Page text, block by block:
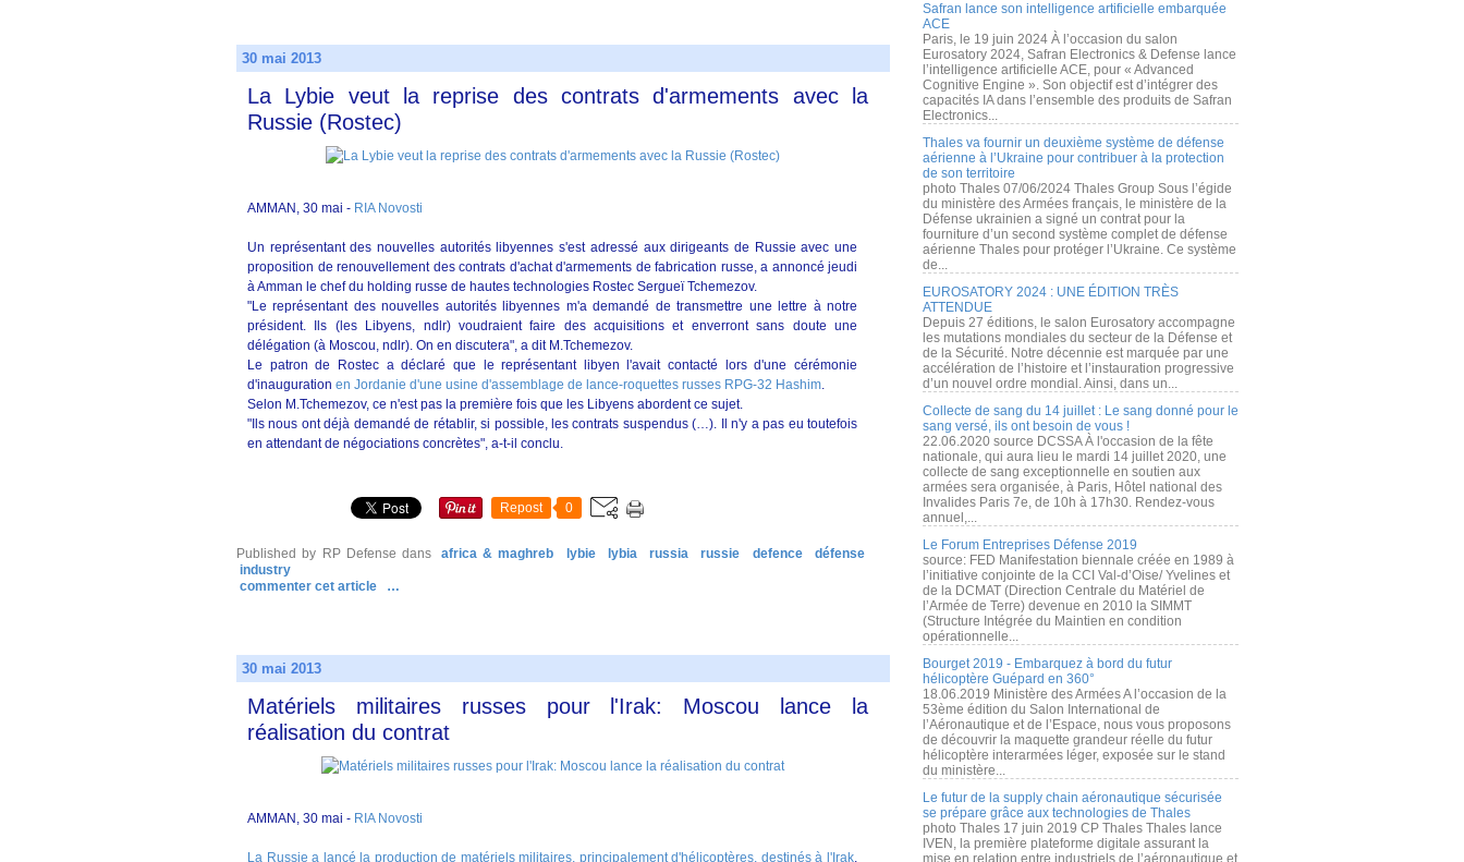
30 mai 2013
La Lybie veut la reprise des contrats d'armements avec la
Russie (Rostec)
AMMAN, 30 mai - RIA Novosti
Un représentant des nouvelles autorités libyennes s'est adressé aux dirigeants de Russie avec une
proposition de renouvellement des contrats d'achat d'armements de fabrication russe, a annoncé jeudi
à Amman le chef du holding russe de hautes technologies Rostec Sergueï Tchemezov.
"Le représentant des nouvelles autorités libyennes m'a demandé de transmettre une lettre à notre
président. Ils (les Libyens, ndlr) voudraient faire des acquisitions et enverront sans doute une
délégation (à Moscou, ndlr). On en discutera", a dit M.Tchemezov.
Le patron de Rostec a déclaré que le représentant libyen l'avait contacté lors d'une cérémonie
d'inauguration en Jordanie d'une usine d'assemblage de lance-roquettes russes RPG-32 Hashim.
Selon M.Tchemezov, ce n'est pas la première fois que les Libyens abordent ce sujet.
"Ils nous ont déjà demandé de rétablir, si possible, les contrats suspendus (…). Il n'y a pas eu toutefois
en attendant de négociations concrètes", a-t-il conclu.
Repost 0
Published by RP Defense dans africa & maghreb lybie lybia russia russie defence
défense
industry
commenter cet article
…
30 mai 2013
Matériels militaires russes pour l'Irak: Moscou lance la
réalisation du contrat
AMMAN, 30 mai - RIA Novosti
La Russie a lancé la production de matériels militaires, principalement d'hélicoptères, destinés à l'Irak,
Safran lance son intelligence artificielle embarquée
ACE
Paris, le 19 juin 2024 À l’occasion du salon
Eurosatory 2024, Safran Electronics & Defense lance
l’intelligence artificielle ACE, pour « Advanced
Cognitive Engine ». Son objectif est d’intégrer des
capacités IA dans l’ensemble des produits de Safran
Electronics...
Thales va fournir un deuxième système de défense
aérienne à l’Ukraine pour contribuer à la protection
de son territoire
photo Thales 07/06/2024 Thales Group Sous l’égide
du ministère des Armées français, le ministère de la
Défense ukrainien a signé un contrat pour la
fourniture d’un second système complet de défense
aérienne Thales pour protéger l’Ukraine. Ce système
de...
EUROSATORY 2024 : UNE ÉDITION TRÈS
ATTENDUE
Depuis 27 éditions, le salon Eurosatory accompagne
les mutations mondiales du secteur de la Défense et
de la Sécurité. Notre décennie est marquée par une
accélération de l’histoire et l’instauration progressive
d’un nouvel ordre mondial. Ainsi, dans un...
Collecte de sang du 14 juillet : Le sang donné pour le
sang versé, ils ont besoin de vous !
22.06.2020 source DCSSA À l'occasion de la fête
nationale, qui aura lieu le mardi 14 juillet 2020, une
collecte de sang exceptionnelle en soutien aux
armées sera organisée, à Paris, Hôtel national des
Invalides Paris 7e, de 10h à 17h30. Rendez-vous
annuel,...
Le Forum Entreprises Défense 2019
source: FED Manifestation biennale créée en 1989 à
l’initiative conjointe de la CCI Val-d’Oise/ Yvelines et
de la DCMAT (Direction Centrale du Matériel de
l’Armée de Terre) devenue en 2010 la SIMMT
(Structure Intégrée du Maintien en condition
opérationnelle...
Bourget 2019 - Embarquez à bord du futur
hélicoptère Guépard en 360°
18.06.2019 Ministère des Armées A l’occasion de la
53ème édition du Salon International de
l’Aéronautique et de l’Espace, nous vous proposons
de découvrir la maquette grandeur réelle du futur
hélicoptère interarmées léger, exposée sur le stand
du ministère...
Le futur de la supply chain aéronautique sécurisée
se prépare grâce aux technologies de Thales
photo Thales 17 juin 2019 CP Thales Thales lance
IVEN, la première plateforme digitale assurant la
mise en relation entre industriels de l’aéronautique et